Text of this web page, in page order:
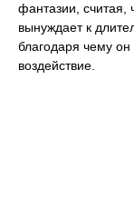
фантазии, считая,
вынуждает к
благодаря чему
воздействие.